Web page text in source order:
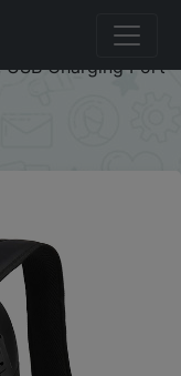
For Men
Capacity, Anti-theft,
Charging Port